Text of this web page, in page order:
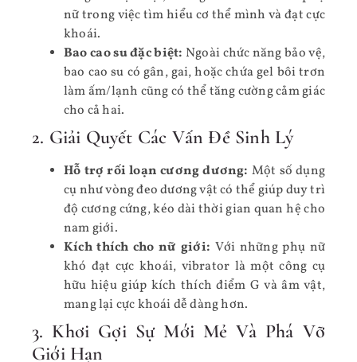
nữ trong việc tìm hiểu cơ thể mình và đạt cực
khoái.
Bao cao su đặc biệt: Ngoài chức năng bảo vệ,
bao cao su có gân, gai, hoặc chứa gel bôi trơn
làm ấm/lạnh cũng có thể tăng cường cảm giác
cho cả hai.
2. Giải Quyết Các Vấn Đề Sinh Lý
Hỗ trợ rối loạn cương dương: Một số dụng
cụ như vòng đeo dương vật có thể giúp duy trì
độ cương cứng, kéo dài thời gian quan hệ cho
nam giới.
Kích thích cho nữ giới: Với những phụ nữ
khó đạt cực khoái, vibrator là một công cụ
hữu hiệu giúp kích thích điểm G và âm vật,
mang lại cực khoái dễ dàng hơn.
3. Khơi Gợi Sự Mới Mẻ Và Phá Vỡ
Giới Hạn